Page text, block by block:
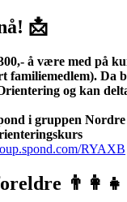
📩
å være med på
familiemedlem). Da
og kan
i gruppen
RYAXB